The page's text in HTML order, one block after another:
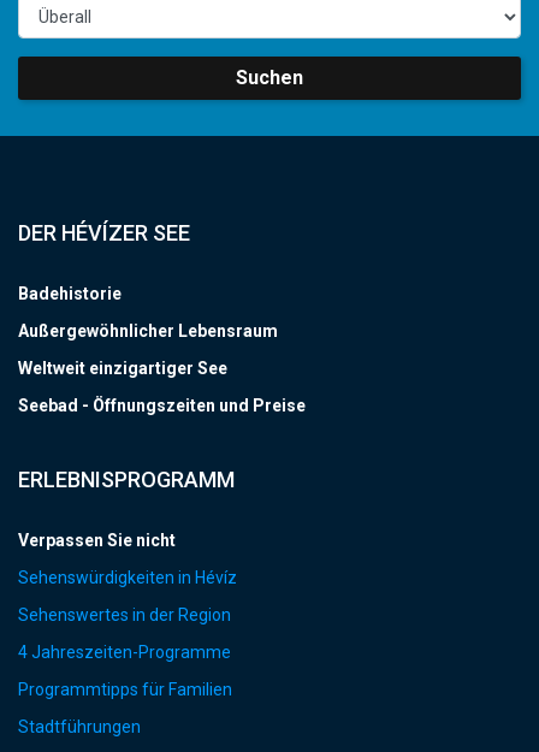
Suchen
DER HÉVÍZER SEE
Badehistorie
Außergewöhnlicher Lebensraum
Weltweit einzigartiger See
Seebad - Öffnungszeiten und Preise
ERLEBNISPROGRAMM
Verpassen Sie nicht
Sehenswürdigkeiten in Hévíz
Sehenswertes in der Region
4 Jahreszeiten-Programme
Programmtipps für Familien
Stadtführungen